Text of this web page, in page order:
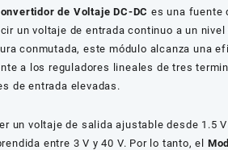
de Voltaje DC-DC es una fuente
un voltaje de entrada continuo a un
conmutada, este módulo alcanza una
a los reguladores lineales de tres
de entrada elevadas.
un voltaje de salida ajustable desde 1.5
entre 3 V y 40 V. Por lo tanto, el